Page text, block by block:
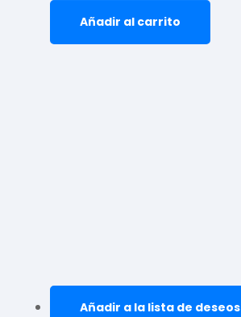
Añadir al carrito
Añadir a la lista de deseos